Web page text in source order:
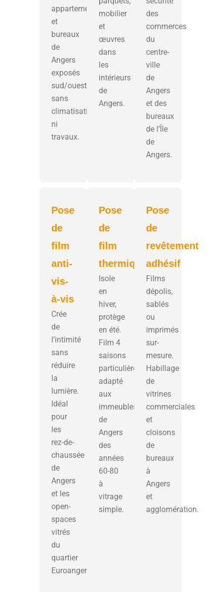
appartements
et
bureaux
de
Angers
exposés
sud/ouest,
sans
climatisation
ni
travaux.
mobilier
et
œuvres
dans
les
intérieurs
de
Angers.
des
commerces
du
centre-
ville
de
Angers
et des
bureaux
de l’Île
de
Angers.
Pose
de
film
anti-
vis-
à-vis
Crée
de
l’intimité
sans
réduire
la
lumière.
Idéal
pour
les
rez-de-
chaussée
de
Angers
et les
open-
spaces
vitrés
du
quartier
Euroangers.
Pose
de
film
thermique
Isole
en
hiver,
protège
en été.
Film 4
saisons
particulièrement
adapté
aux
immeubles
de
Angers
des
années
60-80
à
vitrage
simple.
Pose
de
revêtement
adhésif
Films
dépolis,
sablés
ou
imprimés
sur-
mesure.
Habillage
de
vitrines
commerciales
et
cloisons
de
bureaux
à
Angers
et
agglomération.